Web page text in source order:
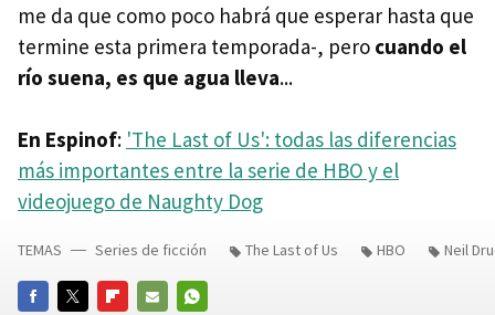
me da que como poco habrá que esperar hasta que
termine esta primera temporada-, pero cuando el
río suena, es que agua lleva...
En Espinof: 'The Last of Us': todas las diferencias
más importantes entre la serie de HBO y el
videojuego de Naughty Dog
TEMAS Series de ficción The Last of Us HBO Neil